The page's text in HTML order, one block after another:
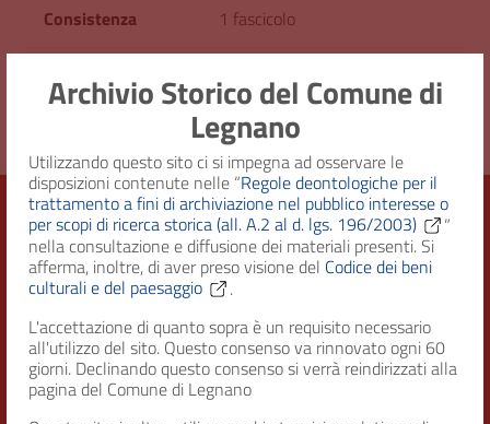
Archivio Storico del Comune di
Legnano
Utilizzando questo sito ci si impegna ad osservare le
disposizioni contenute nelle “Regole deontologiche per il
trattamento a fini di archiviazione nel pubblico interesse o
per scopi di ricerca storica (all. A.2 al d. lgs. 196/2003)
”
nella consultazione e diffusione dei materiali presenti. Si
afferma, inoltre, di aver preso visione del Codice dei beni
culturali e del paesaggio
.
L'accettazione di quanto sopra è un requisito necessario
all'utilizzo del sito. Questo consenso va rinnovato ogni 60
giorni. Declinando questo consenso si verrà reindirizzati alla
pagina del Comune di Legnano
Consistenza 1 fascicolo
Diritto d'accesso Uso pubblico
Città di Legnano – Archivio Storico
RECAPITI
Indirizzo